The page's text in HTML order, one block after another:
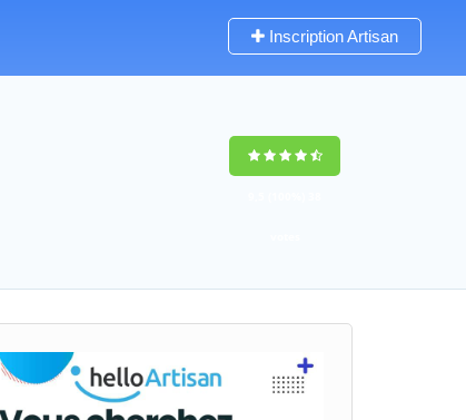
Inscription Artisan